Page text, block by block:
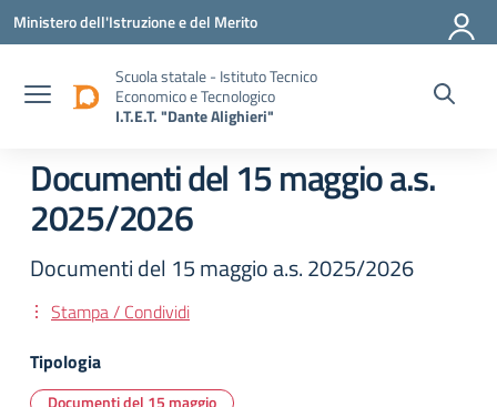
Vai ai contenuti
Vai al menu di navigazione
Vai al footer
Ministero dell'Istruzione e del Merito
Scuola statale - Istituto Tecnico
Economico e Tecnologico
I.T.E.T. "Dante Alighieri"
Documenti del 15 maggio a.s.
2025/2026
Documenti del 15 maggio a.s. 2025/2026
Stampa / Condividi
Tipologia
Documenti del 15 maggio